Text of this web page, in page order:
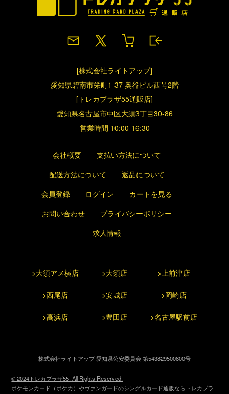
[株式会社ライトアップ]
愛知県碧南市栄町1-37 奥谷ビル西号2階
[トレカプラザ55通販店]
愛知県名古屋市中区大須3丁目30-86
営業時間 10:00-16:30
会社概要
支払い方法について
配送方法について
返品について
会員登録
ログイン
カートを見る
お問い合わせ
プライバシーポリシー
求人情報
>大須アメ横店 >大須店 >上前津店
>西尾店 >安城店 >岡崎店
>高浜店 >豊田店 >名古屋駅前店
株式会社ライトアップ 愛知県公安委員会 第543829500800号
© 2024トレカプラザ55. All Rights Reserved.
ポケモンカード（ポケカ）やヴァンガードのシングルカード通販ならトレカプラ